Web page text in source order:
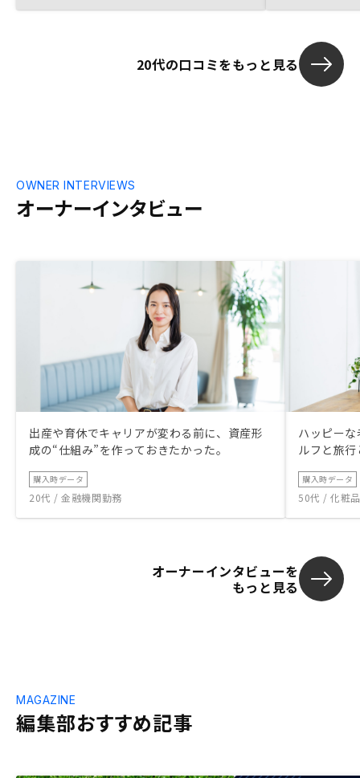
20代の口コミをもっと見る
オーナーインタビュー
OWNER INTERVIEWS
出産や育休でキャリアが変わる前に、資産形
成の“仕組み”を作っておきたかった。
購入時データ
20代 / 金融機関勤務
ハッピー
ルフと旅
購入時データ
50代 / 化粧
オーナーインタビューを
もっと見る
編集部おすすめ記事
MAGAZINE